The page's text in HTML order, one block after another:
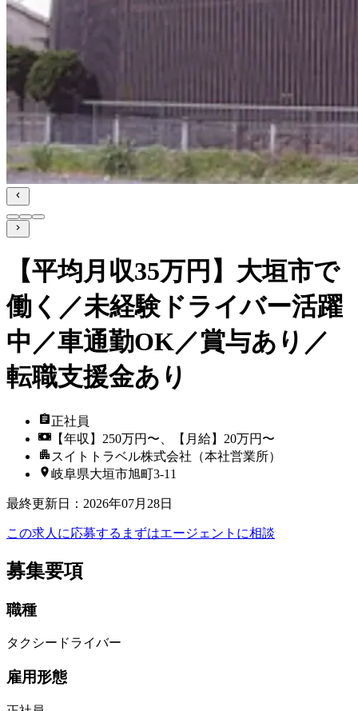
【平均月収35万円】大垣市で
働く／未経験ドライバー活躍
中／車通勤OK／賞与あり／
転職支援金あり
正社員
【年収】250万円〜、【月給】20万円〜
スイトトラベル株式会社（本社営業所）
岐阜県大垣市旭町3-11
最終更新日 ： 2026年07月28日
この求人に応募する まずはエージェントに相談
募集要項
職種
タクシードライバー
雇用形態